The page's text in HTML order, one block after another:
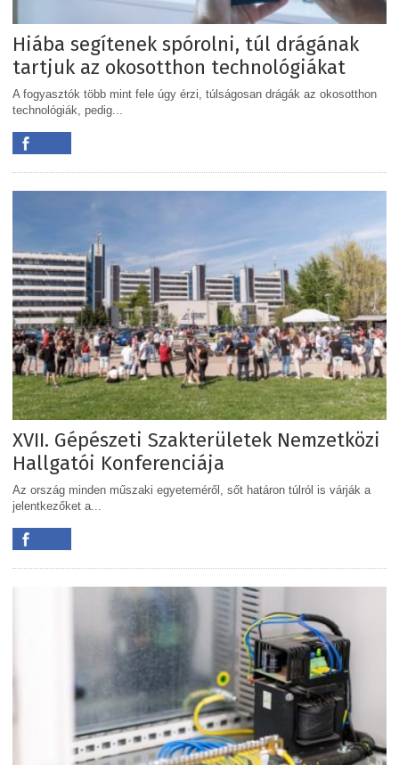
Hiába segítenek spórolni, túl drágának
tartjuk az okosotthon technológiákat
A fogyasztók több mint fele úgy érzi, túlságosan drágák az okosotthon
technológiák, pedig...
XVII. Gépészeti Szakterületek Nemzetközi
Hallgatói Konferenciája
Az ország minden műszaki egyeteméről, sőt határon túlról is várják a
jelentkezőket a...